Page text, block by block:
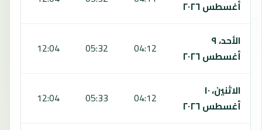
أغسطس ٢٠٢٦
الأحد، ٩
أغسطس ٢٠٢٦
04:12
05:32
12:04
الاثنين، ١٠
أغسطس ٢٠٢٦
04:12
05:33
12:04